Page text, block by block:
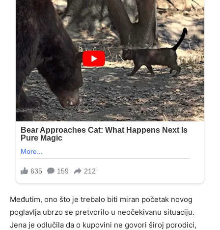
Međutim, ono što je trebalo biti miran početak novog
poglavlja ubrzo se pretvorilo u neočekivanu situaciju.
Jena je odlučila da o kupovini ne govori široj porodici,